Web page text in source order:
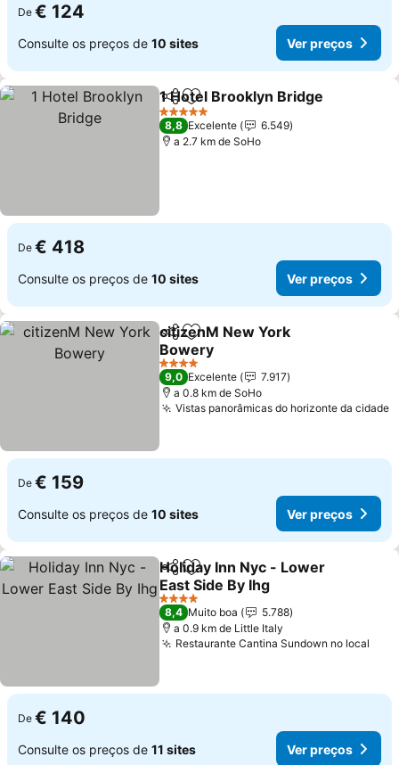
De € 124
Consulte os preços de 10 sites Ver preços
PartilharAdicionar aos favoritos
1 Hotel Brooklyn Bridge
5 Estrelas
8,8 Excelente
6.549
a 2.7 km de SoHo
De € 418
Consulte os preços de 10 sites Ver preços
PartilharAdicionar aos favoritos
citizenM New York
Bowery
4 Estrelas
9,0 Excelente
7.917
a 0.8 km de SoHo
Vistas panorâmicas do horizonte da cidade
De € 159
Consulte os preços de 10 sites Ver preços
PartilharAdicionar aos favoritos
Holiday Inn Nyc - Lower
East Side By Ihg
4 Estrelas
8,4 Muito boa
5.788
a 0.9 km de Little Italy
Restaurante Cantina Sundown no local
De € 140
Consulte os preços de 11 sites Ver preços